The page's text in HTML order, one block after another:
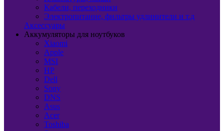
Кабели, переходники
Электропитание, фильтры удлинители и т.д
Аксессуары
Аккумуляторы для ноутбуков
Xiaomi
Apple
MSI
HP
Dell
Sony
DNS
Asus
Acer
Toshiba